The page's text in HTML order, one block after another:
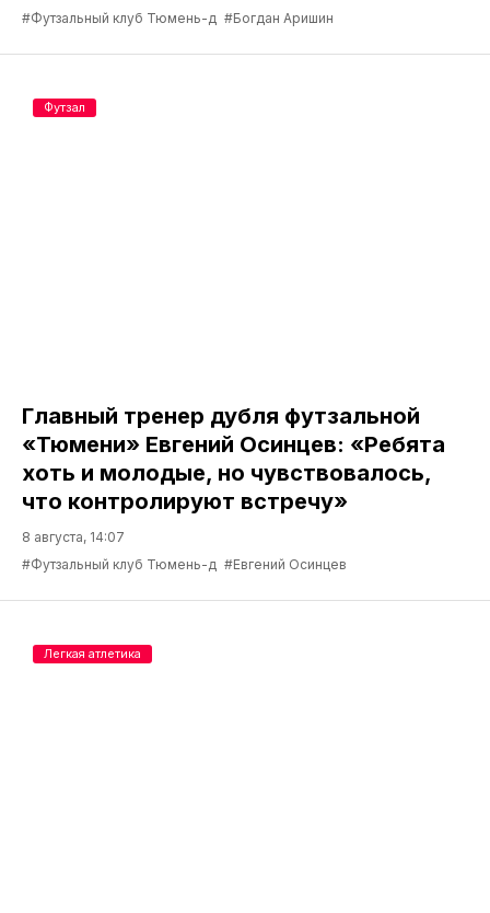
#Футзальный клуб Тюмень-д #Богдан Аришин
Главный тренер дубля футзальной
«Тюмени» Евгений Осинцев: «Ребята
хоть и молодые, но чувствовалось,
что контролируют встречу»
8 августа, 14:07
#Футзальный клуб Тюмень-д #Евгений Осинцев
Футзал
Легкая атлетика